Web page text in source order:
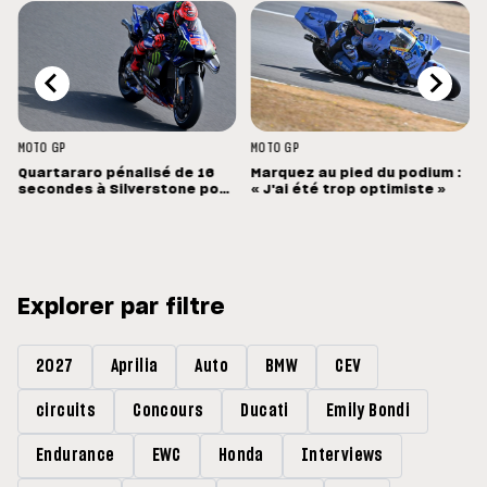
MOTO GP
Quartararo pénalisé de 16
secondes à Silverstone pour
MOTO GP
Marquez au pied du podium :
« J'ai été trop optimiste »
Explorer par filtre
2027 Aprilia Auto BMW CEV
circuits Concours Ducati Emily Bondi
Endurance EWC Honda Interviews